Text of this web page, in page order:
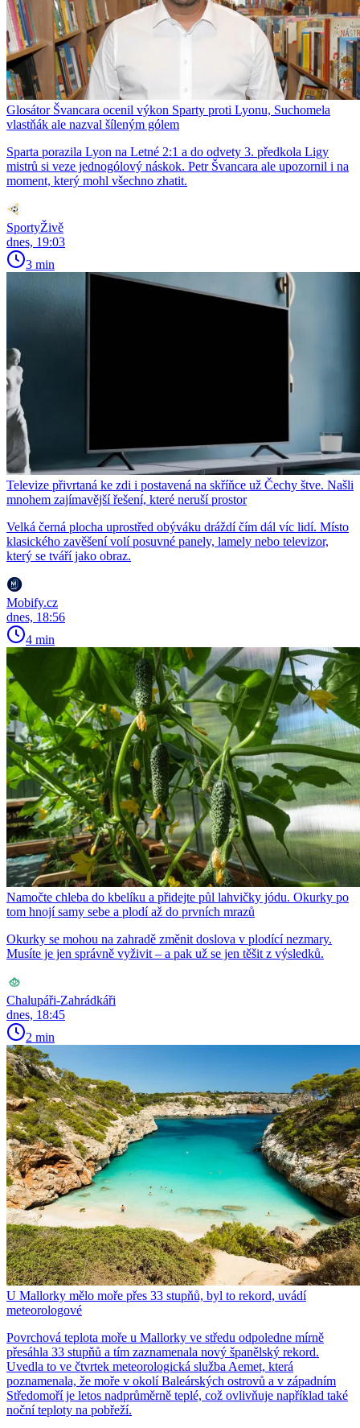
Glosátor Švancara ocenil výkon Sparty proti Lyonu, Suchomela
vlastňák ale nazval šíleným gólem
Sparta porazila Lyon na Letné 2:1 a do odvety 3. předkola Ligy
mistrů si veze jednogólový náskok. Petr Švancara ale upozornil i na
moment, který mohl všechno zhatit.
SportyŽivě
dnes, 19:03
3 min
Televize přivrtaná ke zdi i postavená na skříňce už Čechy štve. Našli
mnohem zajímavější řešení, které neruší prostor
Velká černá plocha uprostřed obýváku dráždí čím dál víc lidí. Místo
klasického zavěšení volí posuvné panely, lamely nebo televizor,
který se tváří jako obraz.
Mobify.cz
dnes, 18:56
4 min
Namočte chleba do kbelíku a přidejte půl lahvičky jódu. Okurky po
tom hnojí samy sebe a plodí až do prvních mrazů
Okurky se mohou na zahradě změnit doslova v plodící nezmary.
Musíte je jen správně vyživit – a pak už se jen těšit z výsledků.
Chalupáři-Zahrádkáři
dnes, 18:45
2 min
U Mallorky mělo moře přes 33 stupňů, byl to rekord, uvádí
meteorologové
Povrchová teplota moře u Mallorky ve středu odpoledne mírně
přesáhla 33 stupňů a tím zaznamenala nový španělský rekord.
Uvedla to ve čtvrtek meteorologická služba Aemet, která
poznamenala, že moře v okolí Baleárských ostrovů a v západním
Středomoří je letos nadprůměrně teplé, což ovlivňuje například také
noční teploty na pobřeží.